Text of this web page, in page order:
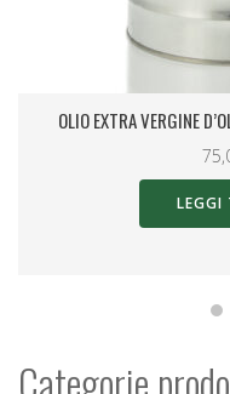
OLIO EXTRA VERGINE
LEGGI
Categorie